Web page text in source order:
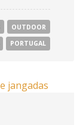
OUTDOOR
PORTUGAL